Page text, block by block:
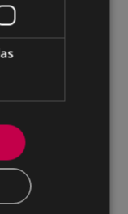
Egogain del
obras